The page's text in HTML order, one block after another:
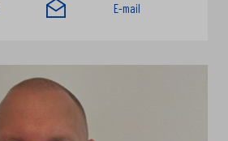
E-mail